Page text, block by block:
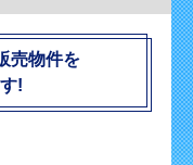
売物件を
!